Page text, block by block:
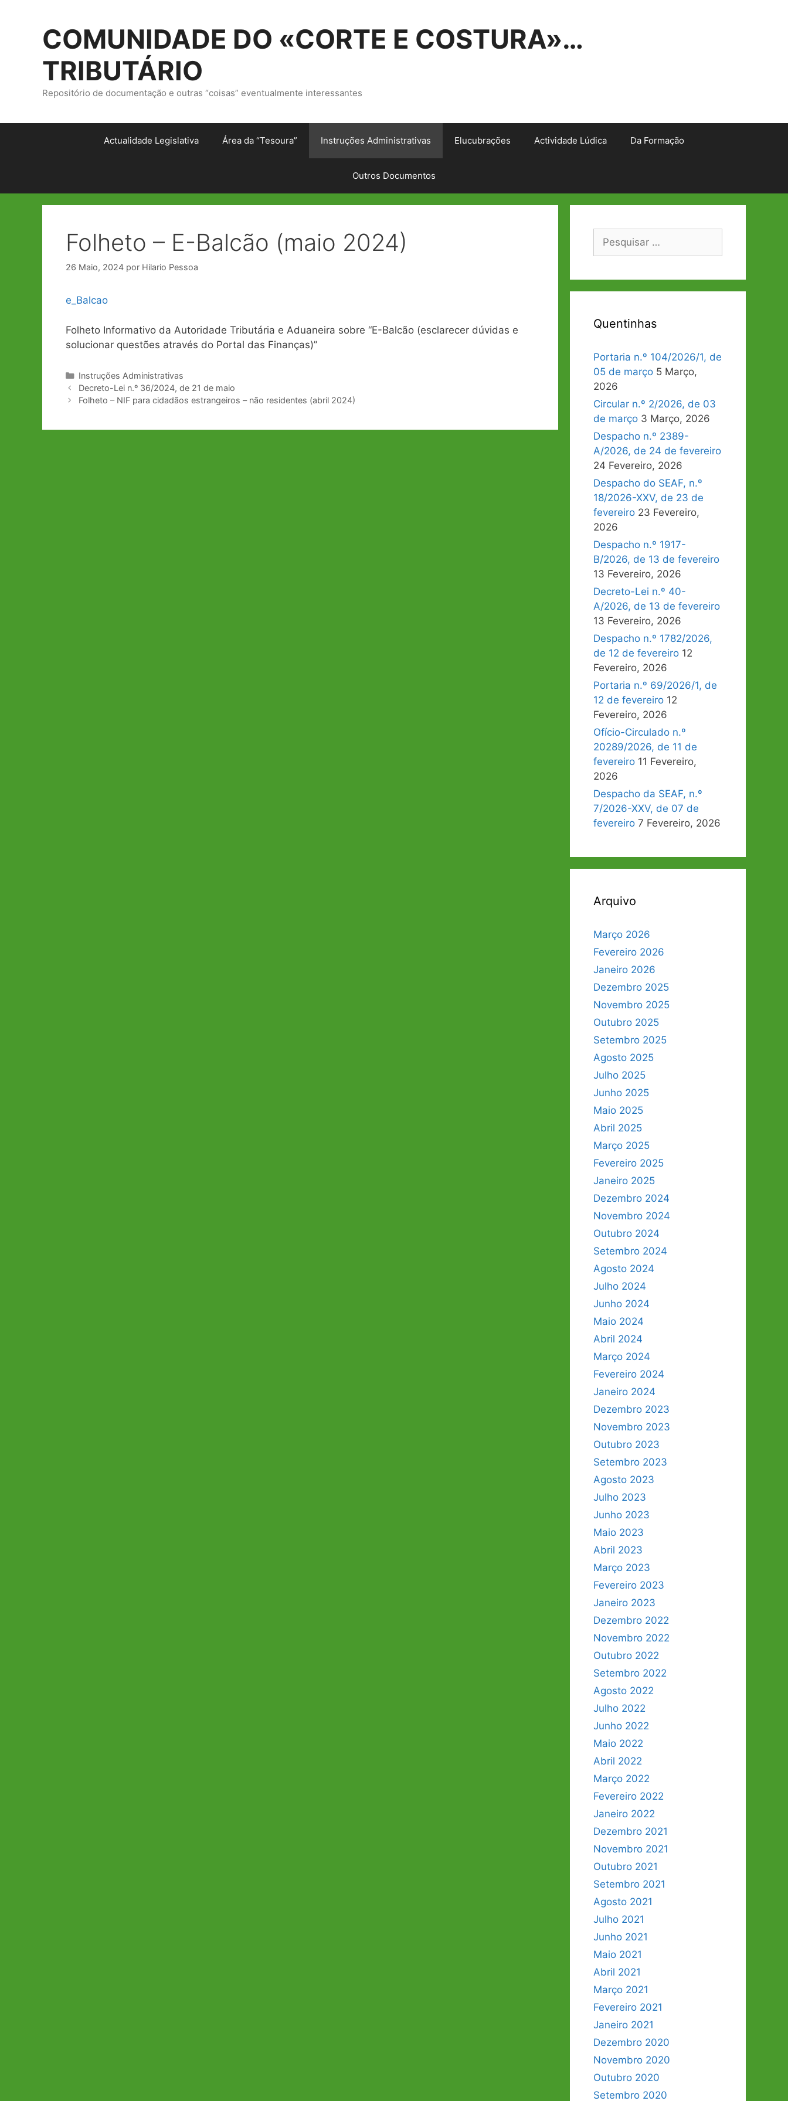
COMUNIDADE DO «CORTE E COSTURA»…
TRIBUTÁRIO
Repositório de documentação e outras “coisas” eventualmente interessantes
Actualidade Legislativa Área da “Tesoura” Instruções Administrativas Elucubrações Actividade Lúdica Da Formação
Outros Documentos
Folheto – E-Balcão (maio 2024)
26 Maio, 2024 por Hilario Pessoa
e_Balcao
Folheto Informativo da Autoridade Tributária e Aduaneira sobre “E-Balcão (esclarecer dúvidas e
solucionar questões através do Portal das Finanças)”
Categorias
Instruções Administrativas
Navegação
de
Decreto-Lei n.º 36/2024, de 21 de maio
Folheto – NIF para cidadãos estrangeiros – não residentes (abril 2024)
Pesquisar
Quentinhas
Portaria n.º 104/2026/1, de
05 de março 5 Março,
2026
Circular n.º 2/2026, de 03
de março 3 Março, 2026
Despacho n.º 2389-
A/2026, de 24 de fevereiro
24 Fevereiro, 2026
Despacho do SEAF, n.º
18/2026-XXV, de 23 de
fevereiro 23 Fevereiro,
2026
Despacho n.º 1917-
B/2026, de 13 de fevereiro
13 Fevereiro, 2026
Decreto-Lei n.º 40-
A/2026, de 13 de fevereiro
13 Fevereiro, 2026
Despacho n.º 1782/2026,
de 12 de fevereiro 12
Fevereiro, 2026
Portaria n.º 69/2026/1, de
12 de fevereiro 12
Fevereiro, 2026
Ofício-Circulado n.º
20289/2026, de 11 de
fevereiro 11 Fevereiro,
2026
Despacho da SEAF, n.º
7/2026-XXV, de 07 de
fevereiro 7 Fevereiro, 2026
Arquivo
Março 2026
Fevereiro 2026
Janeiro 2026
Dezembro 2025
Novembro 2025
Outubro 2025
Setembro 2025
Agosto 2025
Julho 2025
Junho 2025
Maio 2025
Abril 2025
Março 2025
Fevereiro 2025
Janeiro 2025
Dezembro 2024
Novembro 2024
Outubro 2024
Setembro 2024
Agosto 2024
Julho 2024
Junho 2024
Maio 2024
Abril 2024
Março 2024
Fevereiro 2024
Janeiro 2024
Dezembro 2023
Novembro 2023
Outubro 2023
Setembro 2023
Agosto 2023
Julho 2023
Junho 2023
Maio 2023
Abril 2023
Março 2023
Fevereiro 2023
Janeiro 2023
Dezembro 2022
Novembro 2022
Outubro 2022
Setembro 2022
Agosto 2022
Julho 2022
Junho 2022
Maio 2022
Abril 2022
Março 2022
Fevereiro 2022
Janeiro 2022
Dezembro 2021
Novembro 2021
Outubro 2021
Setembro 2021
Agosto 2021
Julho 2021
Junho 2021
Maio 2021
Abril 2021
Março 2021
Fevereiro 2021
Janeiro 2021
Dezembro 2020
Novembro 2020
Outubro 2020
Setembro 2020